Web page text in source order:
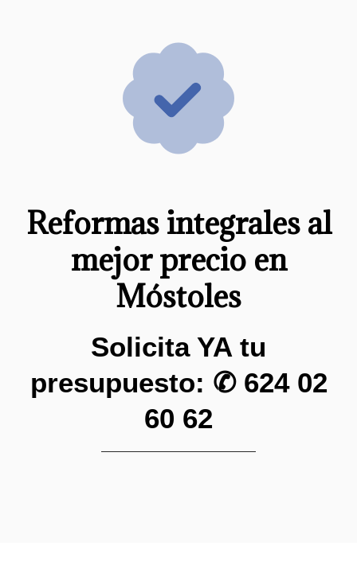
Reformas integrales al
mejor precio en
Móstoles
Solicita YA tu
presupuesto: ✆ 624 02
60 62